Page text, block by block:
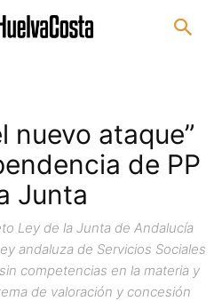
nuevo ataque”
de PP
Junta
Ley de la Junta de Andalucía
andaluza de Servicios Sociales
competencias en la materia y
de valoración y concesión